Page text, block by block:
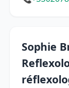
Sophie